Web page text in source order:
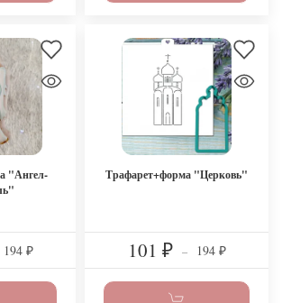
"Ангел-
194 ₽
Трафарет+форма "Церковь"
101 ₽ – 194 ₽